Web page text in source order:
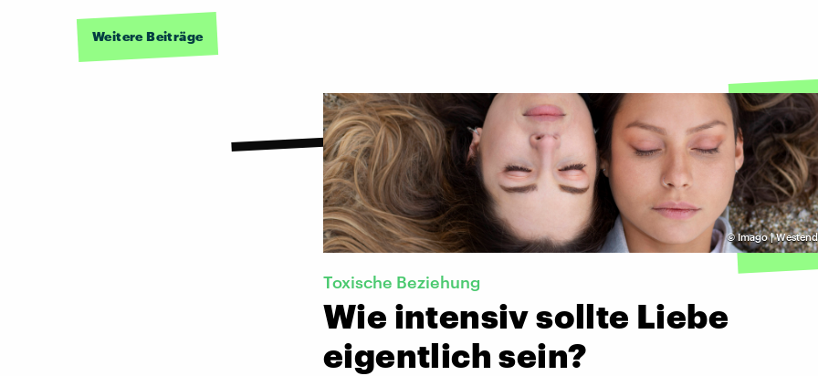
Weitere Beiträge
©Imago |
Toxische Beziehung
Wie intensiv sollte Liebe
eigentlich sein?